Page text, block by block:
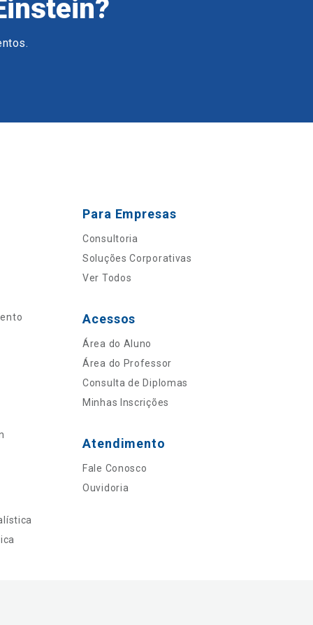
Para Empresas
Consultoria
Soluções Corporativas
Ver Todos
Acessos
Área do Aluno
Área do Professor
Consulta de Diplomas
Minhas Inscrições
Atendimento
Fale Conosco
Ouvidoria